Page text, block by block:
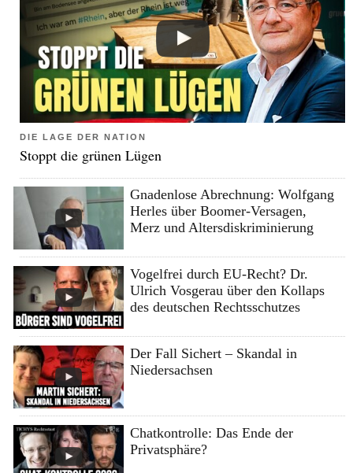
DIE LAGE DER NATION
Stoppt die grünen Lügen
Gnadenlose Abrechnung: Wolfgang
Herles über Boomer-Versagen,
Merz und Altersdiskriminierung
Vogelfrei durch EU-Recht? Dr.
Ulrich Vosgerau über den Kollaps
des deutschen Rechtsschutzes
Der Fall Sichert – Skandal in
Niedersachsen
Chatkontrolle: Das Ende der
Privatsphäre?